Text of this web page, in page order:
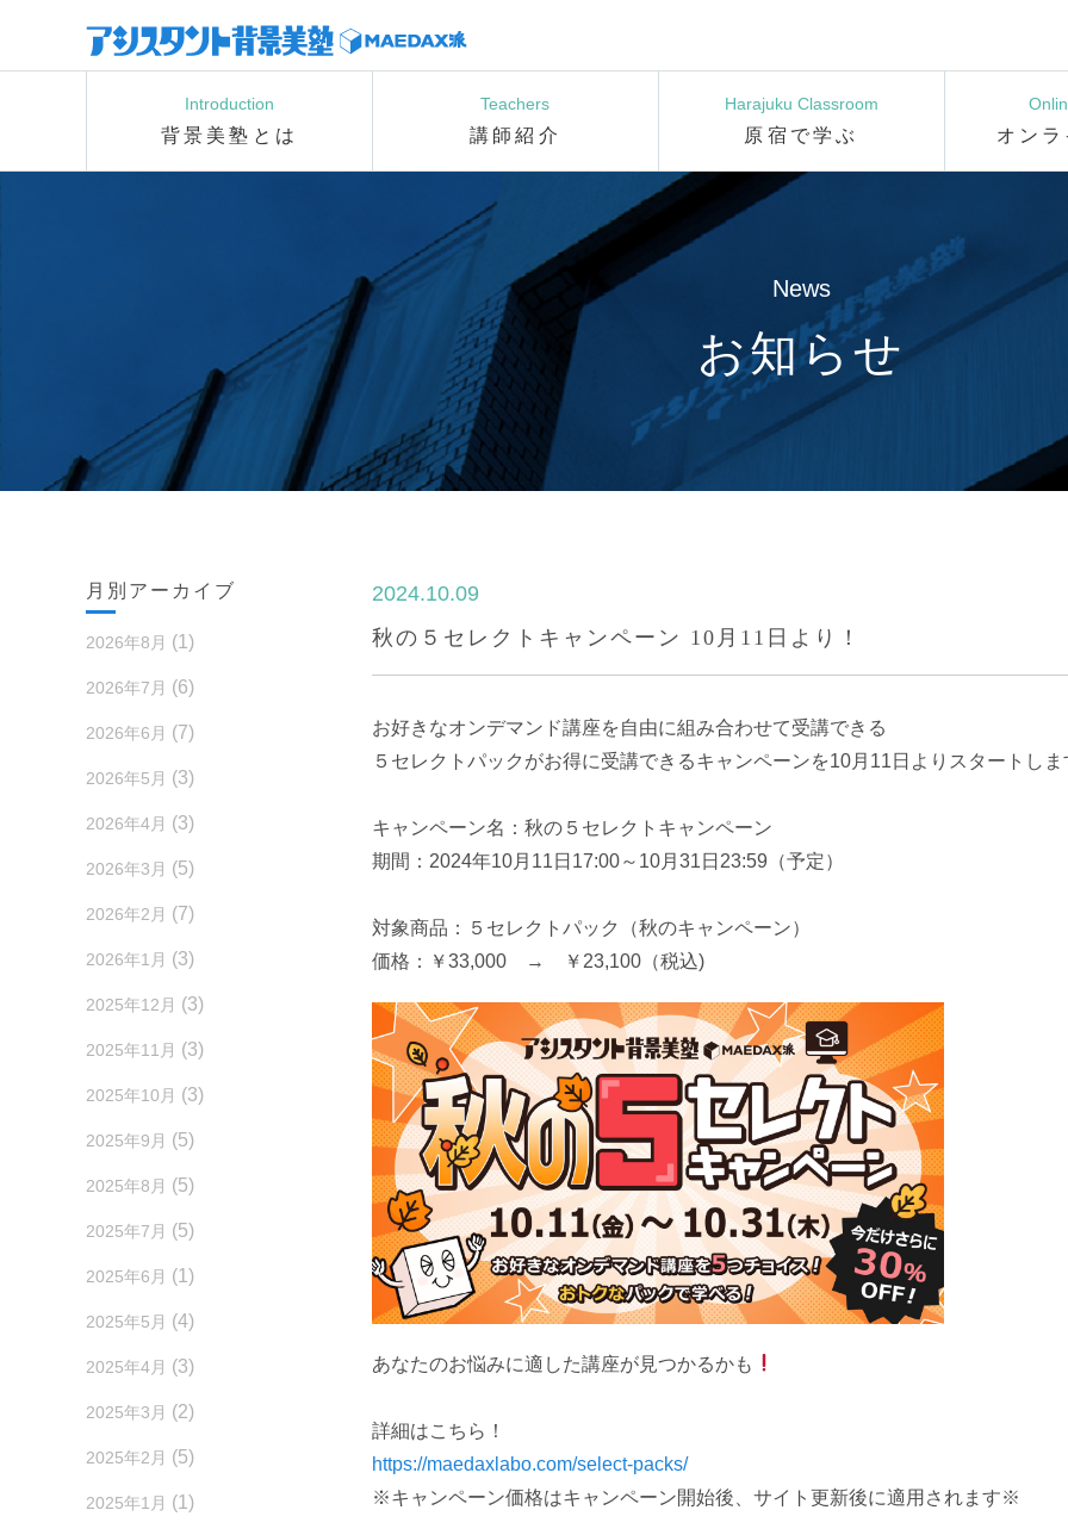
Introduction
背景美塾とは
Teachers
講師紹介
Harajuku Classroom
原宿で学ぶ オン
News
お知らせ
2024.10.09
秋の５セレクトキャンペーン 10月11日より！
お好きなオンデマンド講座を自由に組み合わせて受講できる
５セレクトパックがお得に受講できるキャンペーンを10月11日よりスタートしま
キャンペーン名：秋の５セレクトキャンペーン
期間：2024年10月11日17:00～10月31日23:59（予定）
対象商品：５セレクトパック（秋のキャンペーン）
価格：￥33,000 → ￥23,100（税込)
あなたのお悩みに適した講座が見つかるかも
詳細はこちら！
https://maedaxlabo.com/select-packs/
※キャンペーン価格はキャンペーン開始後、サイト更新後に適用されます※
月別アーカイブ
2026年8月 (1)
2026年7月 (6)
2026年6月 (7)
2026年5月 (3)
2026年4月 (3)
2026年3月 (5)
2026年2月 (7)
2026年1月 (3)
2025年12月 (3)
2025年11月 (3)
2025年10月 (3)
2025年9月 (5)
2025年8月 (5)
2025年7月 (5)
2025年6月 (1)
2025年5月 (4)
2025年4月 (3)
2025年3月 (2)
2025年2月 (5)
2025年1月 (1)